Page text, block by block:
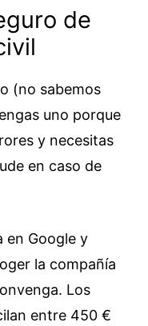
de
(no sabemos
uno porque
y necesitas
en caso de
en Google y
la compañía
Los
entre 450 €